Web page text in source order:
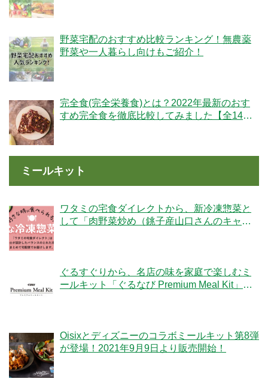
野菜宅配のおすすめ比較ランキング！無農薬
野菜や一人暮らし向けもご紹介！
完全食(完全栄養食)とは？2022年最新のおす
すめ完全食を徹底比較してみました【全14
ミールキット
ワタミの宅食ダイレクトから、新冷凍惣菜と
して「肉野菜炒め（銚子産山口さんのキャベ
ぐるすぐりから、名店の味を家庭で楽しむミ
ールキット「ぐるなび Premium Meal Kit」シ
Oisixとディズニーのコラボミールキット第8弾
が登場！2021年9月9日より販売開始！